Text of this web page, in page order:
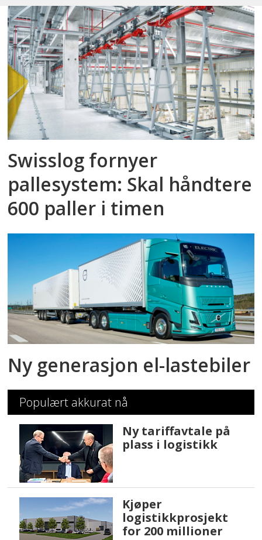
Swisslog fornyer
pallesystem: Skal håndtere
600 paller i timen
Ny generasjon el-lastebiler
Populært akkurat nå
Ny tariffavtale på
plass i logistikk
Kjøper
logistikkprosjekt
for 200 millioner